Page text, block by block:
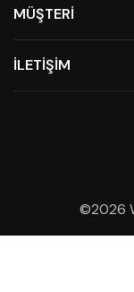
MÜŞTERİ
İLETİŞİM
©2026